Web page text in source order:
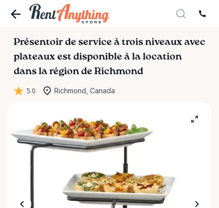
Présentoir de service à trois niveaux avec
plateaux est disponible à la location
dans la région de Richmond
5.0 Richmond, Canada